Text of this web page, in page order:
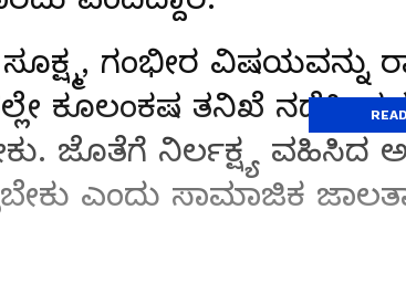
ಗಂಭೀರ ವಿಷಯವನ್ನು
ಕೂಲಂಕಷ ತನಿಖೆ ನಡೆಸಿ,
ಜೊತೆಗೆ ನಿರ್ಲಕ್ಷ್ಯ ವಹಿಸಿದ
ಎಂದು ಸಾಮಾಜಿಕ